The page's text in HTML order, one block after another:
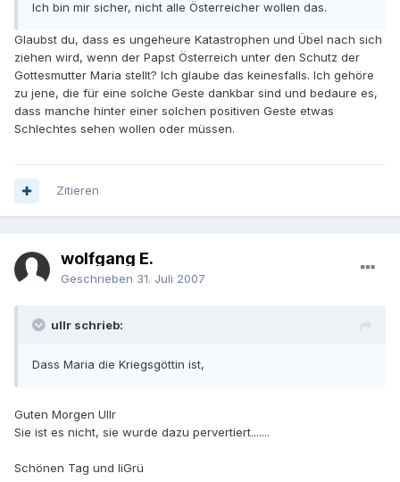
Ich bin mir sicher, nicht alle Österreicher wollen das.
Glaubst du, dass es ungeheure Katastrophen und Übel nach sich
ziehen wird, wenn der Papst Österreich unter den Schutz der
Gottesmutter Maria stellt? Ich glaube das keinesfalls. Ich gehöre
zu jene, die für eine solche Geste dankbar sind und bedaure es,
dass manche hinter einer solchen positiven Geste etwas
Schlechtes sehen wollen oder müssen.
Zitieren
wolfgang E.
Geschrieben 31. Juli 2007
ullr schrieb:
Dass Maria die Kriegsgöttin ist,
Guten Morgen Ullr
Sie ist es nicht, sie wurde dazu pervertiert.......
Schönen Tag und liGrü